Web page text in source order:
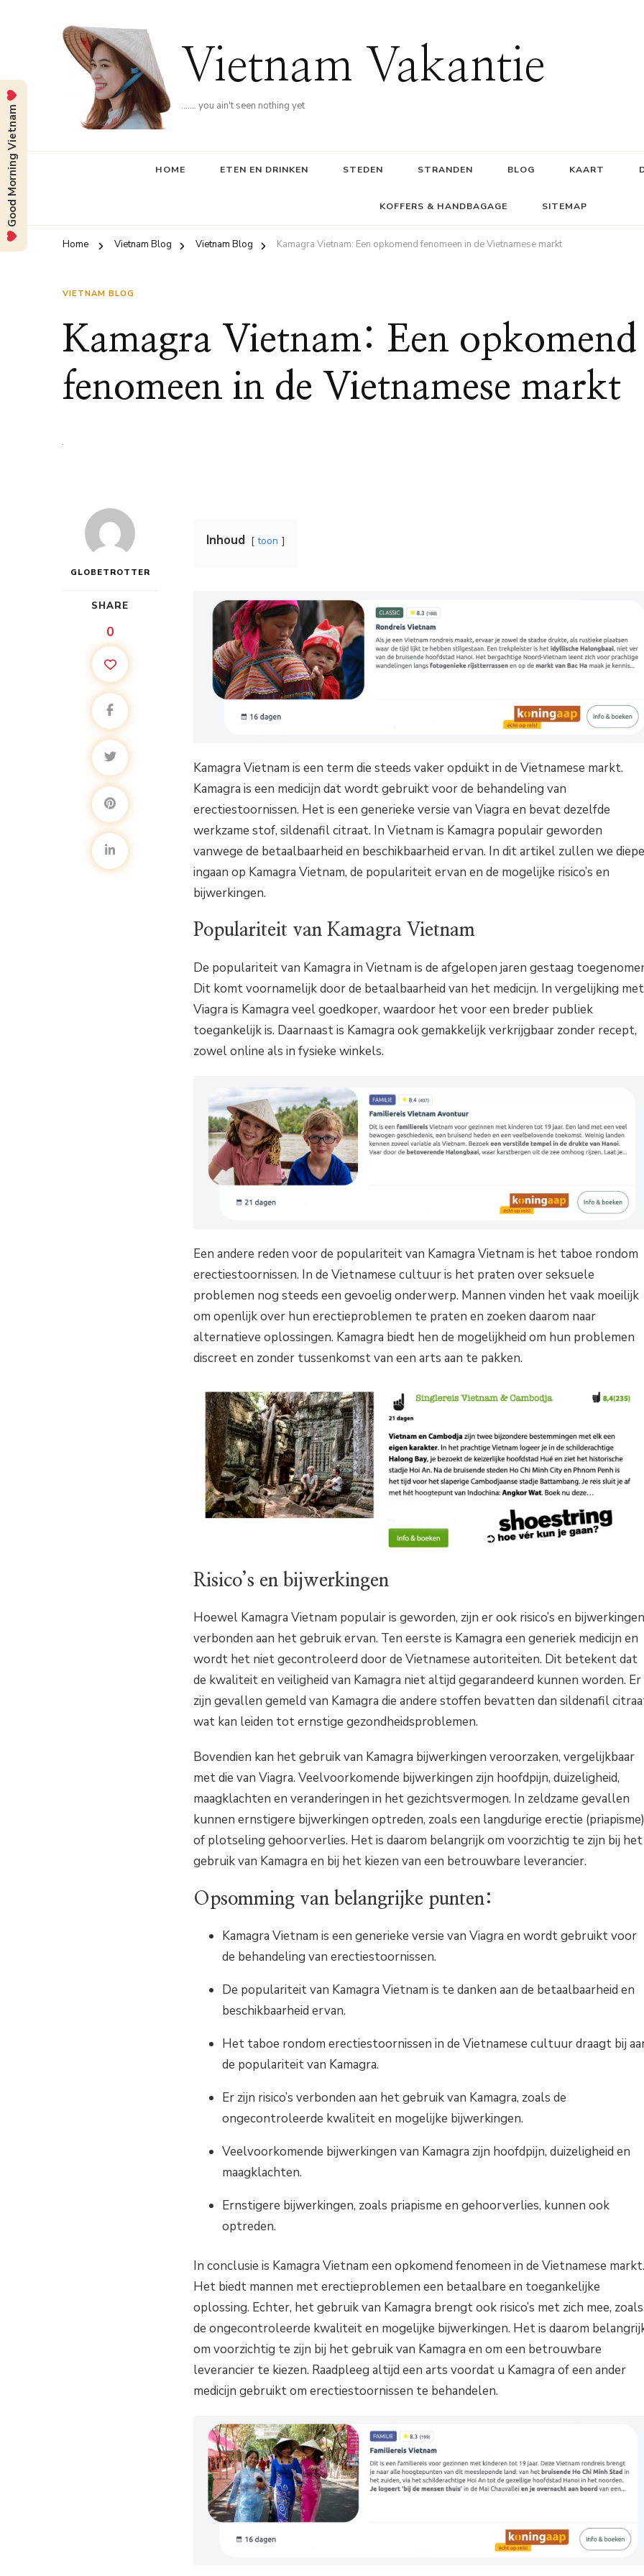
Vietnam Vakantie
……. you ain't seen nothing yet
HOME ETEN EN DRINKEN STEDEN STRANDEN BLOG KAART
KOFFERS & HANDBAGAGE SITEMAP
Home Vietnam Blog Vietnam Blog Kamagra Vietnam: Een opkomend fenomeen in de Vietnamese markt
VIETNAM BLOG
Kamagra Vietnam: Een opkomend
fenomeen in de Vietnamese markt
GLOBETROTTER
SHARE
0
Inhoud toon
Kamagra Vietnam is een term die steeds vaker opduikt in de Vietnamese markt.
Kamagra is een medicijn dat wordt gebruikt voor de behandeling van
erectiestoornissen. Het is een generieke versie van Viagra en bevat dezelfde
werkzame stof, sildenafil citraat. In Vietnam is Kamagra populair geworden
vanwege de betaalbaarheid en beschikbaarheid ervan. In dit artikel zullen we
ingaan op Kamagra Vietnam, de populariteit ervan en de mogelijke risico’s en
bijwerkingen.
Populariteit van Kamagra Vietnam
De populariteit van Kamagra in Vietnam is de afgelopen jaren gestaag
Dit komt voornamelijk door de betaalbaarheid van het medicijn. In vergelijking met
Viagra is Kamagra veel goedkoper, waardoor het voor een breder publiek
toegankelijk is. Daarnaast is Kamagra ook gemakkelijk verkrijgbaar zonder recept,
zowel online als in fysieke winkels.
Een andere reden voor de populariteit van Kamagra Vietnam is het taboe rondom
erectiestoornissen. In de Vietnamese cultuur is het praten over seksuele
problemen nog steeds een gevoelig onderwerp. Mannen vinden het vaak moeilijk
om openlijk over hun erectieproblemen te praten en zoeken daarom naar
alternatieve oplossingen. Kamagra biedt hen de mogelijkheid om hun problemen
discreet en zonder tussenkomst van een arts aan te pakken.
Risico’s en bijwerkingen
Hoewel Kamagra Vietnam populair is geworden, zijn er ook risico’s en bijwerkingen
verbonden aan het gebruik ervan. Ten eerste is Kamagra een generiek medicijn en
wordt het niet gecontroleerd door de Vietnamese autoriteiten. Dit betekent dat
de kwaliteit en veiligheid van Kamagra niet altijd gegarandeerd kunnen worden. Er
zijn gevallen gemeld van Kamagra die andere stoffen bevatten dan sildenafil
wat kan leiden tot ernstige gezondheidsproblemen.
Bovendien kan het gebruik van Kamagra bijwerkingen veroorzaken, vergelijkbaar
met die van Viagra. Veelvoorkomende bijwerkingen zijn hoofdpijn, duizeligheid,
maagklachten en veranderingen in het gezichtsvermogen. In zeldzame gevallen
kunnen ernstigere bijwerkingen optreden, zoals een langdurige erectie (priapisme)
of plotseling gehoorverlies. Het is daarom belangrijk om voorzichtig te zijn bij het
gebruik van Kamagra en bij het kiezen van een betrouwbare leverancier.
Opsomming van belangrijke punten:
Kamagra Vietnam is een generieke versie van Viagra en wordt gebruikt voor
de behandeling van erectiestoornissen.
De populariteit van Kamagra Vietnam is te danken aan de betaalbaarheid en
beschikbaarheid ervan.
Het taboe rondom erectiestoornissen in de Vietnamese cultuur draagt bij
de populariteit van Kamagra.
Er zijn risico’s verbonden aan het gebruik van Kamagra, zoals de
ongecontroleerde kwaliteit en mogelijke bijwerkingen.
Veelvoorkomende bijwerkingen van Kamagra zijn hoofdpijn, duizeligheid en
maagklachten.
Ernstigere bijwerkingen, zoals priapisme en gehoorverlies, kunnen ook
optreden.
In conclusie is Kamagra Vietnam een opkomend fenomeen in de Vietnamese markt.
Het biedt mannen met erectieproblemen een betaalbare en toegankelijke
oplossing. Echter, het gebruik van Kamagra brengt ook risico’s met zich mee, zoals
de ongecontroleerde kwaliteit en mogelijke bijwerkingen. Het is daarom
om voorzichtig te zijn bij het gebruik van Kamagra en om een betrouwbare
leverancier te kiezen. Raadpleeg altijd een arts voordat u Kamagra of een ander
medicijn gebruikt om erectiestoornissen te behandelen.
Good Morning Vietnam